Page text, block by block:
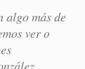
algo más de
ver o